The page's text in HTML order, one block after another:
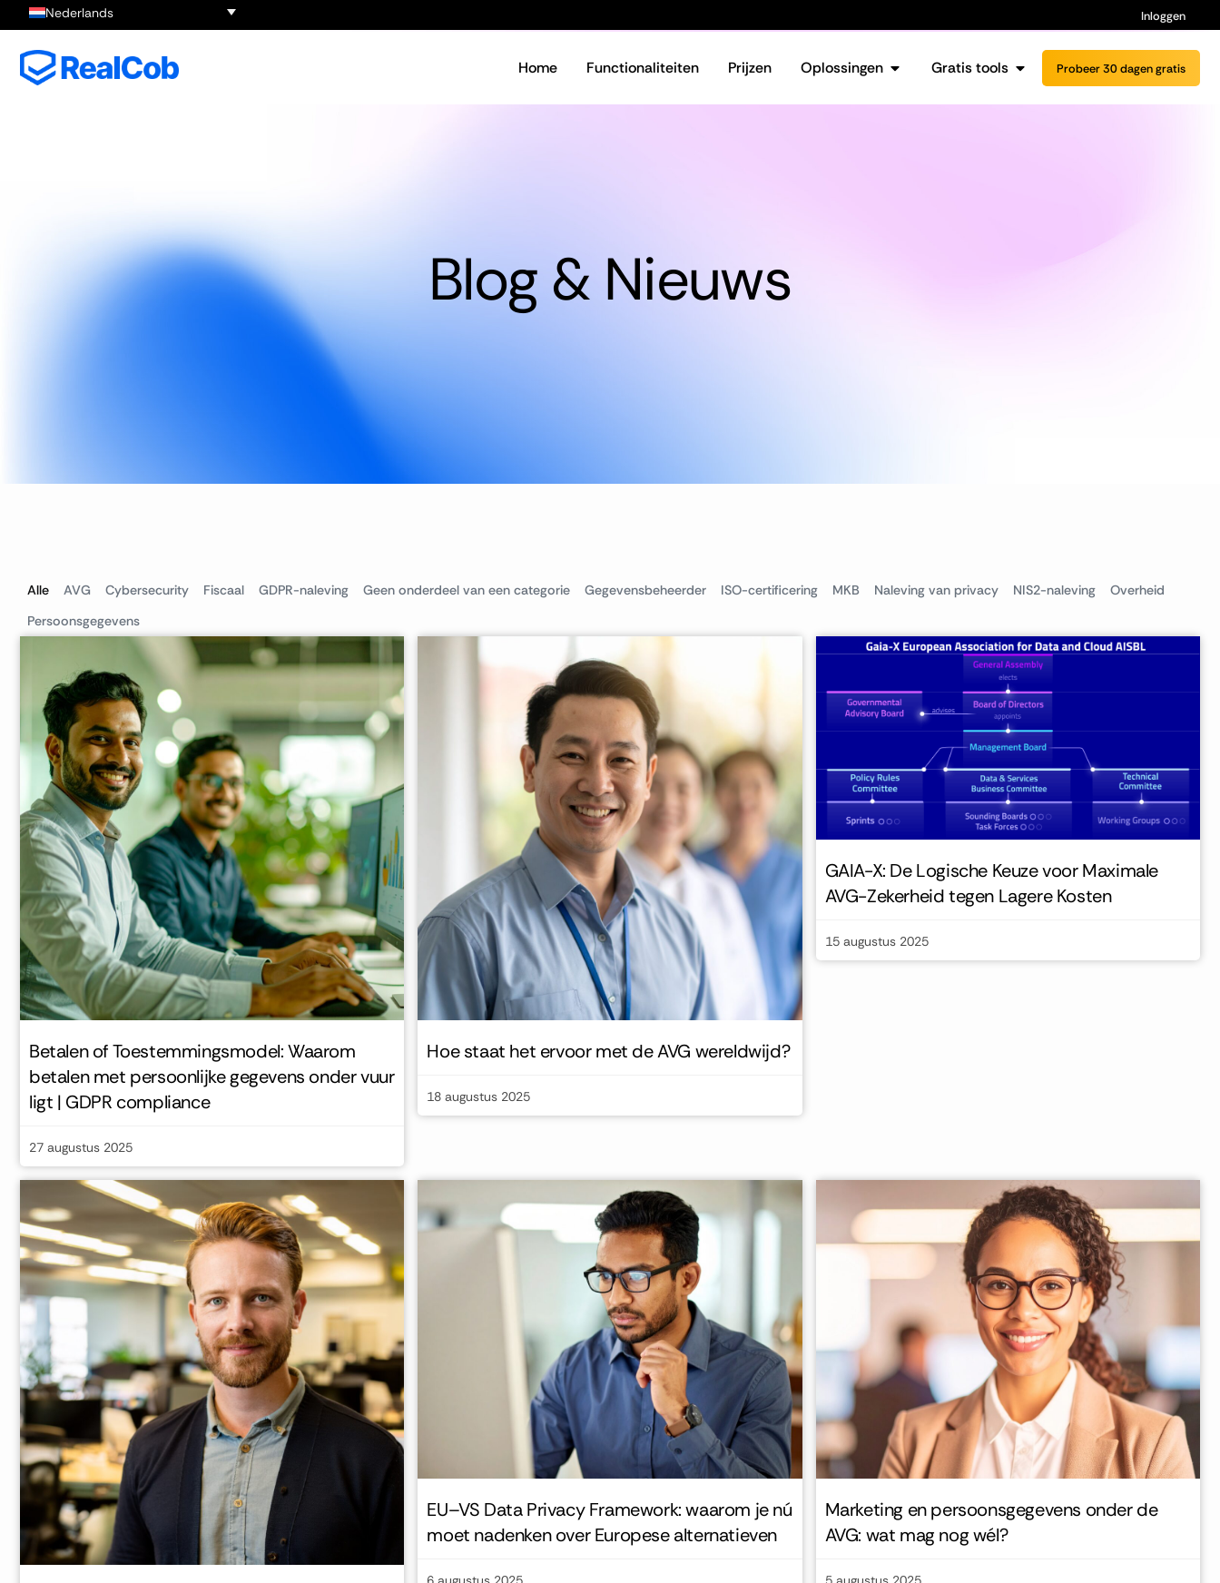
Nederlands Inloggen
Home Functionaliteiten Prijzen Oplossingen Gratis tools Probeer 30 dagen gratis
Blog & Nieuws
AVG Cybersecurity Fiscaal GDPR-naleving Geen onderdeel van een categorie Gegevensbeheerder ISO-certificering MKB Naleving van privacy NIS2-naleving
Overheid
Persoonsgegevens
Alle
Betalen of Toestemmingsmodel: Waarom
betalen met persoonlijke gegevens onder vuur
ligt | GDPR compliance
27 augustus 2025
Hoe staat het ervoor met de AVG wereldwijd?
18 augustus 2025
GAIA-X: De Logische Keuze voor Maximale
AVG-Zekerheid tegen Lagere Kosten
15 augustus 2025
EU–VS Data Privacy Framework: waarom je nú
moet nadenken over Europese alternatieven
Marketing en persoonsgegevens onder de
AVG: wat mag nog wél?